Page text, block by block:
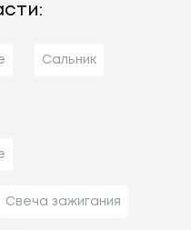
Сальник
Свеча зажигания